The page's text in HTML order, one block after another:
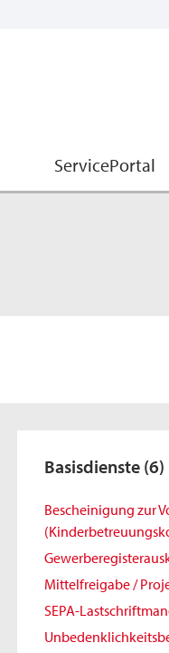
ServicePortal
Basisdienste (6)
Bescheinigung zur
Mittelfreigabe /
SEPA-